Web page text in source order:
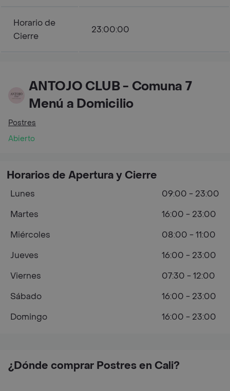
Horario de
Cierre
23:00:00
ANTOJO CLUB - Comuna 7
Menú a Domicilio
Postres
Abierto
¿Dónde comprar Postres en Cali?
Horarios de Apertura y Cierre
Lunes
09:00 - 23:00
Martes
16:00 - 23:00
Miércoles
08:00 - 11:00
Jueves
16:00 - 23:00
Viernes
07:30 - 12:00
Sábado
16:00 - 23:00
Domingo
16:00 - 23:00